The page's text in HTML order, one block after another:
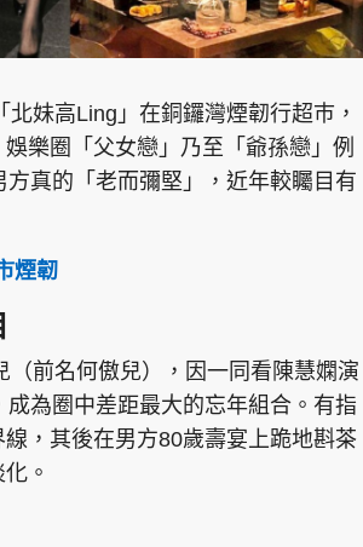
妹高Ling」在銅鑼灣煙韌行超巿，
樂圈「父女戀」乃至「爺孫戀」例
真的「老而彌堅」，近年較矚目有
煙韌
前名何傲兒），因一同看陳慧嫻演
為圈中差距最大的忘年組合。有指
，其後在男方80歲壽宴上跪地斟茶
。